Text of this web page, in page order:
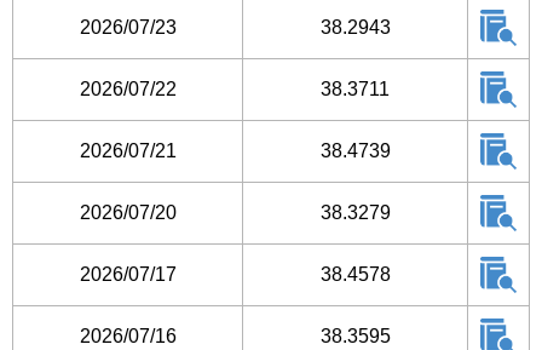
2026/07/23 38.2943
2026/07/22 38.3711
2026/07/21 38.4739
2026/07/20 38.3279
2026/07/17 38.4578
2026/07/16 38.3595